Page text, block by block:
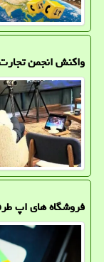
واکنش انجمن تجارت
فروشگاه های اپ